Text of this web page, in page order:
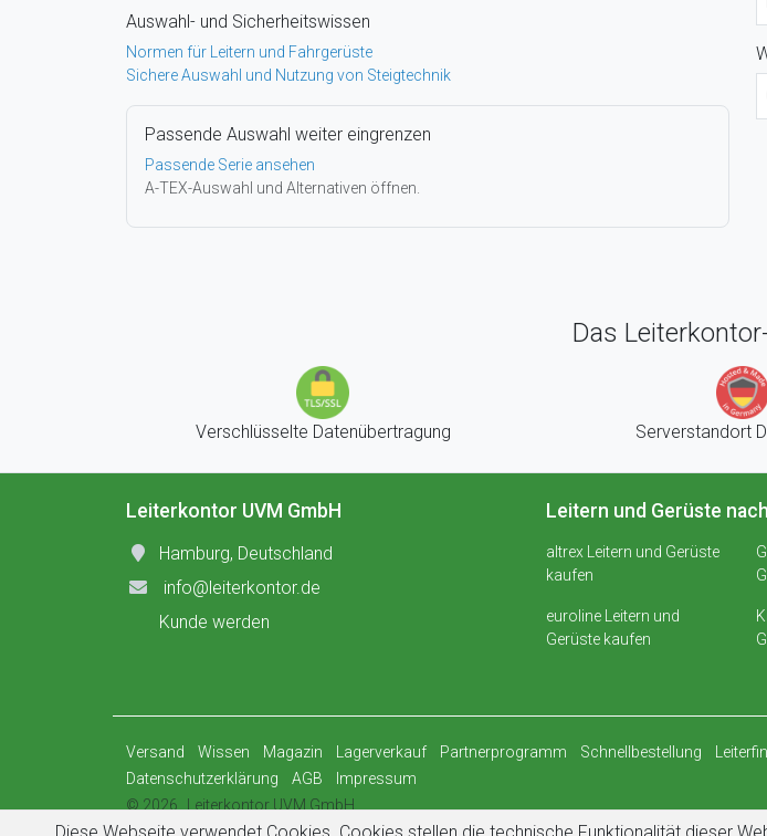
Auswahl- und Sicherheitswissen
Normen für Leitern und Fahrgerüste
Sichere Auswahl und Nutzung von Steigtechnik
Passende Auswahl weiter eingrenzen
Passende Serie ansehen
A-TEX-Auswahl und Alternativen öffnen.
Das
Verschlüsselte Datenübertragung Serverstandort
Leiterkontor UVM GmbH
Hamburg, Deutschland
info@leiterkontor.de
Kunde werden
Leitern und Gerüste
altrex Leitern und Gerüste
kaufen
euroline Leitern und
Gerüste kaufen
Versand Wissen Magazin Lagerverkauf Partnerprogramm Schnellbestellung
Datenschutzerklärung
AGB
Impressum
© 2026
Leiterkontor UVM GmbH